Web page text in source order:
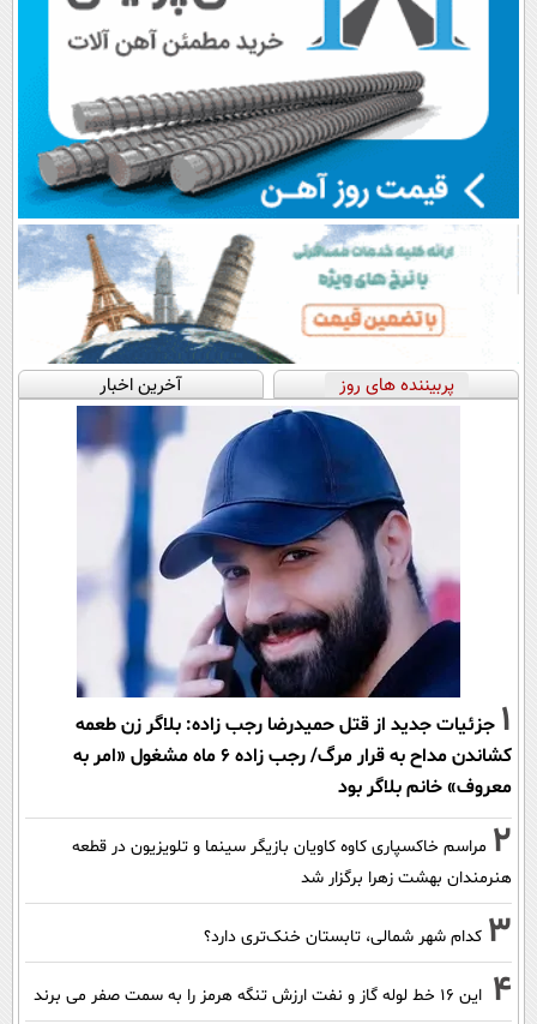
پربیننده های روز آخرین اخبار
1 جزئیات جدید از قتل حمیدرضا رجب زاده: بلاگر زن طعمه
کشاندن مداح به قرار مرگ/ رجب زاده 6 ماه مشغول «امر به
معروف» خانم بلاگر بود
2 مراسم خاکسپاری کاوه کاویان بازیگر سینما و تلویزیون در قطعه
هنرمندان بهشت زهرا برگزار شد
3 کدام شهر شمالی، تابستان خنک‌تری دارد؟
4 این 16 خط لوله گاز و نفت ارزش تنگه هرمز را به سمت صفر می برند